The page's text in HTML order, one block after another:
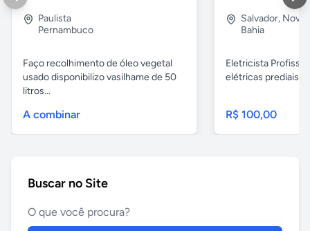
Paulista
Pernambuco
Faço recolhimento de óleo vegetal
usado disponibilizo vasilhame de 50
litros...
A combinar
Salvador, Nova
Bahia
Eletricista
elétricas prediais e
R$ 100,00
Buscar no Site